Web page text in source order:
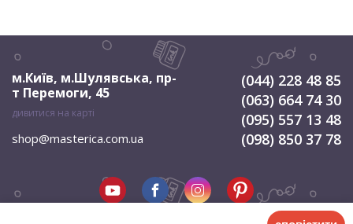
м.Київ, м.Шулявська, пр-
т Перемоги, 45
дивитися на карті
shop@masterica.com.ua
(044) 228 48 85
(063) 664 74 30
(095) 557 13 48
(098) 850 37 78